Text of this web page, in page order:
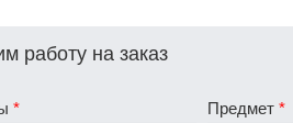
работу на заказ
* Предмет *